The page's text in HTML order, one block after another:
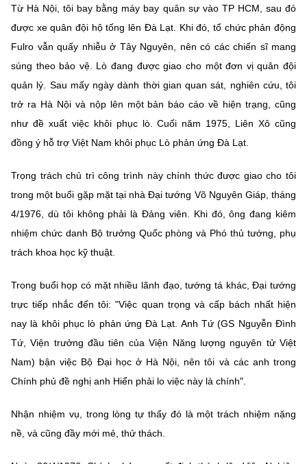
Từ Hà Nội, tôi bay bằng máy bay quân sự vào TP HCM, sau đó
được xe quân đội hộ tống lên Đà Lạt. Khi đó, tổ chức phản động
Fulro vẫn quấy nhiễu ở Tây Nguyên, nên có các chiến sĩ mang
súng theo bảo vệ. Lò đang được giao cho một đơn vị quân đội
quản lý. Sau mấy ngày dành thời gian quan sát, nghiên cứu, tôi
trở ra Hà Nội và nộp lên một bản báo cáo về hiện trạng, cũng
như đề xuất việc khôi phục lò. Cuối năm 1975, Liên Xô cũng
đồng ý hỗ trợ Việt Nam khôi phục Lò phản ứng Đà Lạt.
Trọng trách chủ trì công trình này chính thức được giao cho tôi
trong một buổi gặp mặt tại nhà Đại tướng Võ Nguyên Giáp, tháng
4/1976, dù tôi không phải là Đảng viên. Khi đó, ông đang kiêm
nhiệm chức danh Bộ trưởng Quốc phòng và Phó thủ tướng, phụ
trách khoa học kỹ thuật.
Trong buổi họp có mặt nhiều lãnh đạo, tướng tá khác, Đại tướng
trực tiếp nhắc đến tôi: "Việc quan trọng và cấp bách nhất hiện
nay là khôi phục lò phản ứng Đà Lạt. Anh Tứ (GS Nguyễn Đình
Tứ, Viện trưởng đầu tiên của Viện Năng lượng nguyên tử Việt
Nam) bận việc Bộ Đại học ở Hà Nội, nên tôi và các anh trong
Chính phủ đề nghị anh Hiển phải lo việc này là chính".
Nhận nhiệm vụ, trong lòng tự thấy đó là một trách nhiệm nặng
nề, và cũng đầy mới mẻ, thử thách.